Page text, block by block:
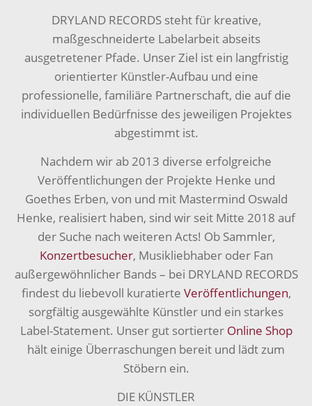
DRYLAND RECORDS steht für kreative,
maßgeschneiderte Labelarbeit abseits
ausgetretener Pfade. Unser Ziel ist ein langfristig
orientierter Künstler-Aufbau und eine
professionelle, familiäre Partnerschaft, die auf die
individuellen Bedürfnisse des jeweiligen Projektes
abgestimmt ist.
Nachdem wir ab 2013 diverse erfolgreiche
Veröffentlichungen der Projekte Henke und
Goethes Erben, von und mit Mastermind Oswald
Henke, realisiert haben, sind wir seit Mitte 2018 auf
der Suche nach weiteren Acts! Ob Sammler,
Konzertbesucher, Musikliebhaber oder Fan
außergewöhnlicher Bands – bei DRYLAND RECORDS
findest du liebevoll kuratierte Veröffentlichungen,
sorgfältig ausgewählte Künstler und ein starkes
Label-Statement. Unser gut sortierter Online Shop
hält einige Überraschungen bereit und lädt zum
Stöbern ein.
DIE KÜNSTLER